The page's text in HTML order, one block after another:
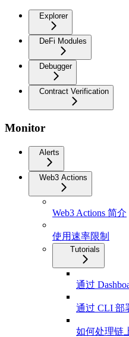
Explorer
DeFi Modules
Debugger
Contract Verification
Monitor
Alerts
Web3 Actions
Web3 Actions 简介
使用速率限制
Tutorials
通过
通过 CLI 部
如何处理链